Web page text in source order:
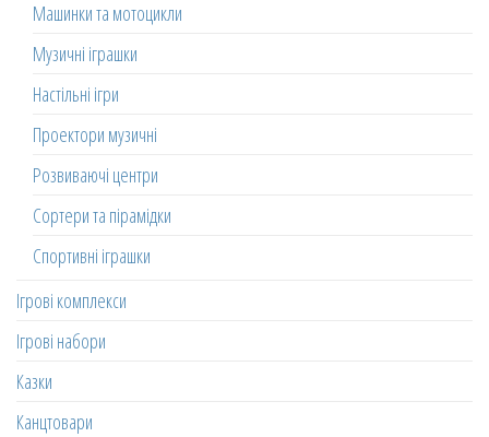
Машинки та мотоцикли
Музичні іграшки
Настільні ігри
Проектори музичні
Розвиваючі центри
Сортери та пірамідки
Спортивні іграшки
Ігрові комплекси
Ігрові набори
Казки
Канцтовари